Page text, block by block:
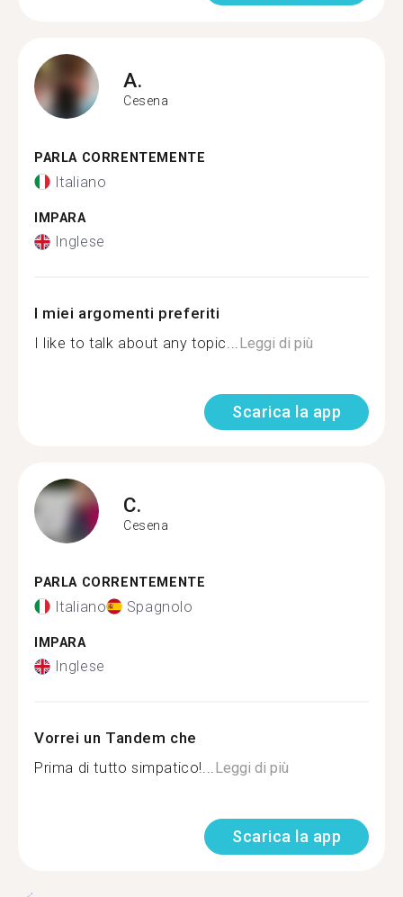
A.
Cesena
PARLA CORRENTEMENTE
Italiano
IMPARA
Inglese
I miei argomenti preferiti
I like to talk about any topic...Leggi di più
Scarica la app
C.
Cesena
PARLA CORRENTEMENTE
Italiano Spagnolo
IMPARA
Inglese
Vorrei un Tandem che
Prima di tutto simpatico!...Leggi di più
Scarica la app